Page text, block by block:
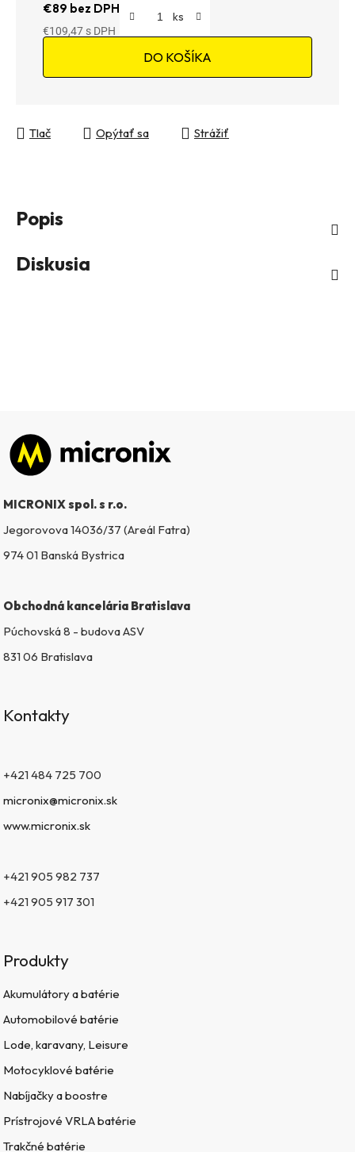
€89 bez DPH
€109,47
DO KOŠÍKA
Tlač Opýtať sa Strážiť
Popis
Diskusia
Zápätie
MICRONIX spol. s r.o.
Jegorovova 14036/37 (Areál Fatra)
974 01 Banská Bystrica
Obchodná kancelária Bratislava
Púchovská 8 - budova ASV
831 06 Bratislava
Kontakty
+421 484 725 700
micronix@micronix.sk
www.micronix.sk
+421 905 982 737
+421 905 917 301
Produkty
Akumulátory a batérie
Automobilové batérie
Lode, karavany, Leisure
Motocyklové batérie
Nabíjačky a boostre
Prístrojové VRLA batérie
Trakčné batérie